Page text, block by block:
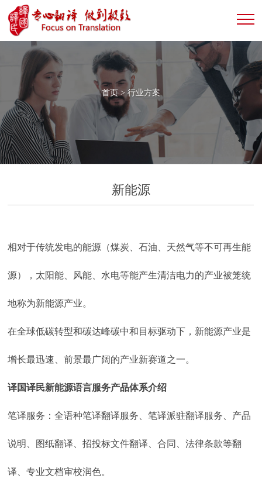
首页> 行业方案
新能源
相对于传统发电的能源（煤炭、石油、天然气等不可再生能
源），太阳能、风能、水电等能产生清洁电力的产业被笼统
地称为新能源产业。
在全球低碳转型和碳达峰碳中和目标驱动下，新能源产业是
增长最迅速、前景最广阔的产业新赛道之一。
译国译民新能源语言服务产品体系介绍
笔译服务：全语种笔译翻译服务、笔译派驻翻译服务、产品
说明、图纸翻译、招投标文件翻译、合同、法律条款等翻
译、专业文档审校润色。